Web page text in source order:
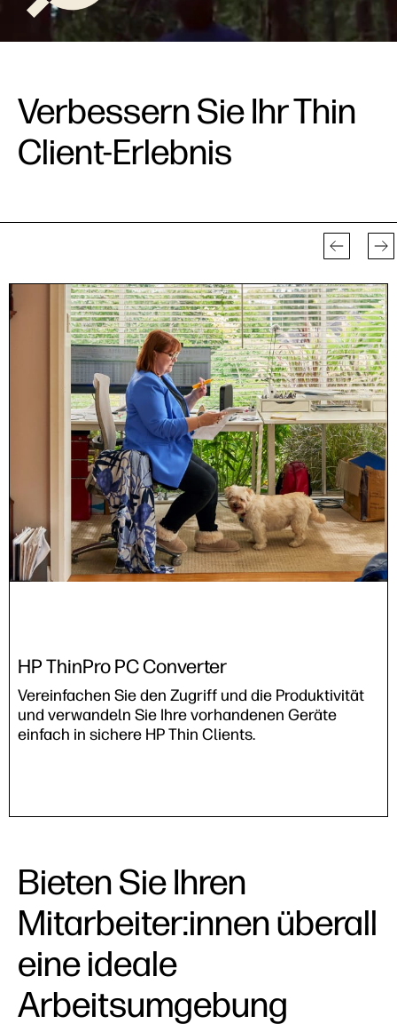
Verbessern Sie Ihr Thin
Client-Erlebnis
HP ThinPro PC Converter
Vereinfachen Sie den Zugriff und die Produktivität
und verwandeln Sie Ihre vorhandenen Geräte
einfach in sichere HP Thin Clients.
Bieten Sie Ihren
Mitarbeiter:innen überall
eine ideale
Arbeitsumgebung